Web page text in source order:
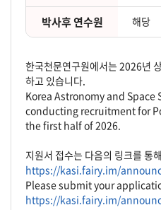
박사후 연수원 해당
한국천문연구원에서는 2026년
하고 있습니다.
Korea Astronomy and
conducting recruitment for
the first half of 2026.
지원서 접수는 다음의 링크를 통
https://kasi.fairy.im/
Please submit your
https://kasi.fairy.im/